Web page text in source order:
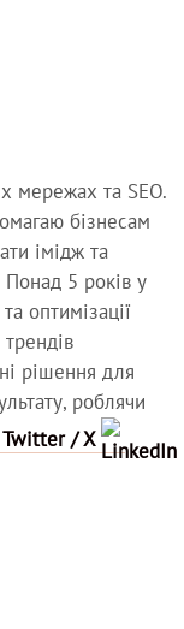
мережах та SEO.
бізнесам
імідж та
Понад 5 років у
оптимізації
рішення для
роблячи
Twitter / X